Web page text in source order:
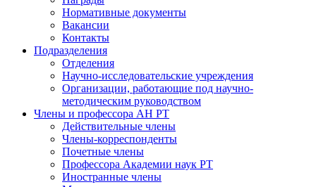
Нормативные документы
Вакансии
Контакты
Подразделения
Отделения
Научно-исследовательские учреждения
Организации, работающие под научно-
методическим руководством
Члены и профессора АН РТ
Действительные члены
Члены-корреспонденты
Почетные члены
Профессора Академии наук РТ
Иностранные члены